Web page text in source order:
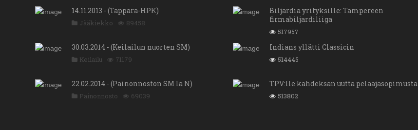
14.11.2013 - (Tappara-HPK)
Jääkiekko 89458
30.03.2014 - (Keilailun nuorten SM)
Keilailu 71179
22.02.2014 - (Painonnoston SM la N)
Painonnosto 69039
Biljardia yrityksille: Tampereen
firmabiljardiliiga
517957
Indians yllätti Classicin
514445
TPV:lle kahdeksan uutta pelaajasopimusta
513802